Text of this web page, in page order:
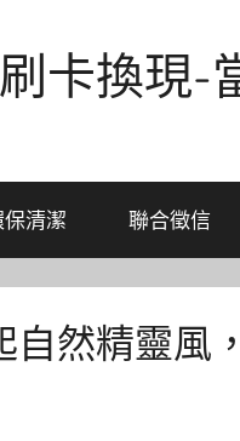
卡換現-
保清潔 聯合徵信
然精靈風